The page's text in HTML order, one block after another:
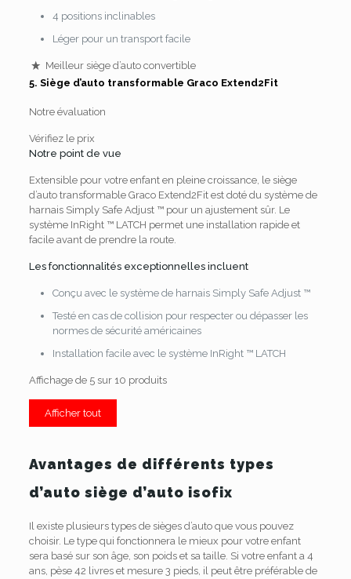
4 positions inclinables
Léger pour un transport facile
Meilleur siège d’auto convertible
5. Siège d’auto transformable Graco Extend2Fit
Notre évaluation
Vérifiez le prix
Notre point de vue
Extensible pour votre enfant en pleine croissance, le siège
d’auto transformable Graco Extend2Fit est doté du système de
harnais Simply Safe Adjust ™ pour un ajustement sûr. Le
système InRight ™ LATCH permet une installation rapide et
facile avant de prendre la route.
Les fonctionnalités exceptionnelles incluent
Conçu avec le système de harnais Simply Safe Adjust ™
Testé en cas de collision pour respecter ou dépasser les
normes de sécurité américaines
Installation facile avec le système InRight ™ LATCH
Affichage de 5 sur 10 produits
Afficher tout
Avantages de différents types
d’auto siège d’auto isofix
Il existe plusieurs types de sièges d’auto que vous pouvez
choisir. Le type qui fonctionnera le mieux pour votre enfant
sera basé sur son âge, son poids et sa taille. Si votre enfant a 4
ans, pèse 42 livres et mesure 3 pieds, il peut être préférable de